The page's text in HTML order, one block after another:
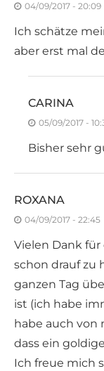
04/09/2017 - 20:09
Ich schätze
aber erst mal
CARINA
05/09/2017 -
Bisher sehr
ROXANA
04/09/2017 - 22:45
Vielen Dank
schon drauf zu
ganzen Tag
ist (ich habe
habe auch von
dass ein
Ich freue mich